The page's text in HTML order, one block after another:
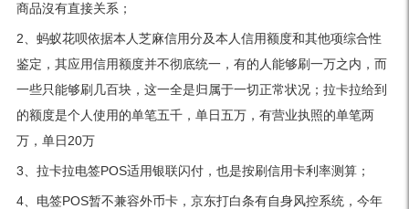
商品沒有直接关系；
2、蚂蚁花呗依据本人芝麻信用分及本人信用额度和其他项综合性
鉴定，其应用信用额度并不彻底统一，有的人能够刷一万之内，而
一些只能够刷几百块，这一全是归属于一切正常状况；拉卡拉给到
的额度是个人使用的单笔五千，单日五万，有营业执照的单笔两
万，单日20万
3、拉卡拉电签POS适用银联闪付，也是按刷信用卡利率测算；
4、电签POS暂不兼容外币卡，京东打白条有自身风控系统，今年